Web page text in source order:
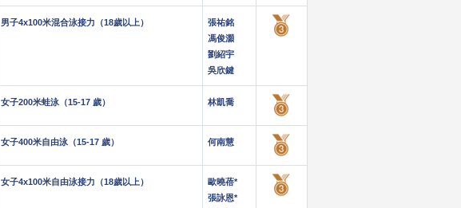
男子4x100米混合泳接力（18歲以上）
張祐銘
馮俊灝
劉紹宇
吳欣鍵
女子200米蛙泳（15-17 歲） 林凱喬
女子400米自由泳（15-17 歲） 何南慧
女子4x100米自由泳接力（18歲以上）
歐曉蓓*
張詠恩*